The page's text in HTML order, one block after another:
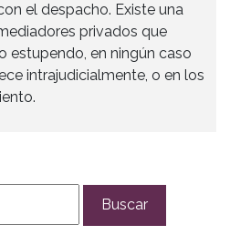
el despacho. Existe una
privados que
estupendo, en ningún caso
intrajudicialmente, o en los